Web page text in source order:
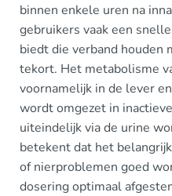
binnen enkele uren na
gebruikers vaak een
biedt die verband houden
tekort. Het metabolisme
voornamelijk in de lever
wordt omgezet in
uiteindelijk via de urine
betekent dat het
of nierproblemen goed
dosering optimaal